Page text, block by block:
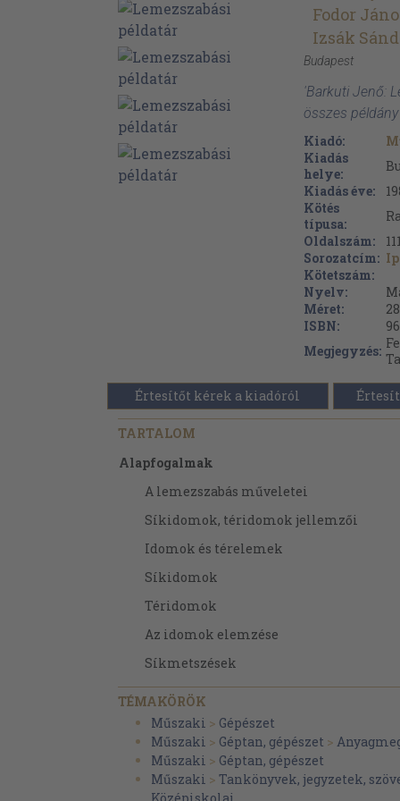
Fodor
Izsák
Budapest
'Barkuti Jenő:
összes példány
Kiadó:
Kiadás
helye:
Kiadás éve:
Kötés
típusa:
Oldalszám:
111
Sorozatcím:
Kötetszám:
Nyelv:
Méret:
ISBN:
Megjegyzés:
Értesítőt kérek a kiadóról
TARTALOM
Alapfogalmak
A lemezszabás műveletei
Síkidomok, téridomok jellemzői
Idomok és térelemek
Síkidomok
Téridomok
Az idomok elemzése
Síkmetszések
Ferde helyzetű téridomok keletkezése
A téridomok áthatása
Sík- és téridomokra vonatkozó
Alapszerkesztések
TÉMAKÖRÖK
Műszaki > Gépészet
Műszaki > Géptan, gépészet >
Műszaki > Géptan, gépészet
Műszaki > Tankönyvek, jegyzetek,